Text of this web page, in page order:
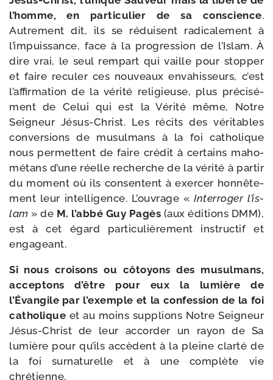
l’homme, en par­ti­cu­lier de sa conscience.
Autrement dit, ils se réduisent radi­ca­le­ment à
l’im­puis­sance, face à la pro­gres­sion de l’Islam. À
dire vrai, le seul rem­part qui vaille pour stop­per
et faire recu­ler ces nou­veaux enva­his­seurs, c’est
l’af­fir­ma­tion de la véri­té reli­gieuse, plus pré­ci­sé­
ment de Celui qui est la Vérité même, Notre
Seigneur Jésus-​Christ. Les récits des véri­tables
conver­sions de musul­mans à la foi catho­lique
nous per­mettent de faire cré­dit à cer­tains maho­
mé­tans d’une réelle recherche de la véri­té à par­tir
du moment où ils consentent à exer­cer hon­nê­te­
ment leur intel­li­gence. L’ouvrage «Interroger l’is­
lam » de M. l’ab­bé Guy Pagès (aux édi­tions DMM),
est à cet égard par­ti­cu­liè­re­ment ins­truc­tif et
engageant.
Si nous croi­sons ou côtoyons des musul­mans,
accep­tons d’être pour eux la lumière de
l’Évangile par l’exemple et la confes­sion de la foi
catho­lique et au moins sup­plions Notre Seigneur
Jésus-​Christ de leur accor­der un rayon de Sa
lumière pour qu’ils accèdent à la pleine clar­té de
la foi sur­na­tu­relle et à une com­plète vie
chrétienne.